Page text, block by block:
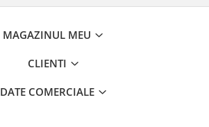
MAGAZINUL MEU
CLIENTI
DATE COMERCIALE